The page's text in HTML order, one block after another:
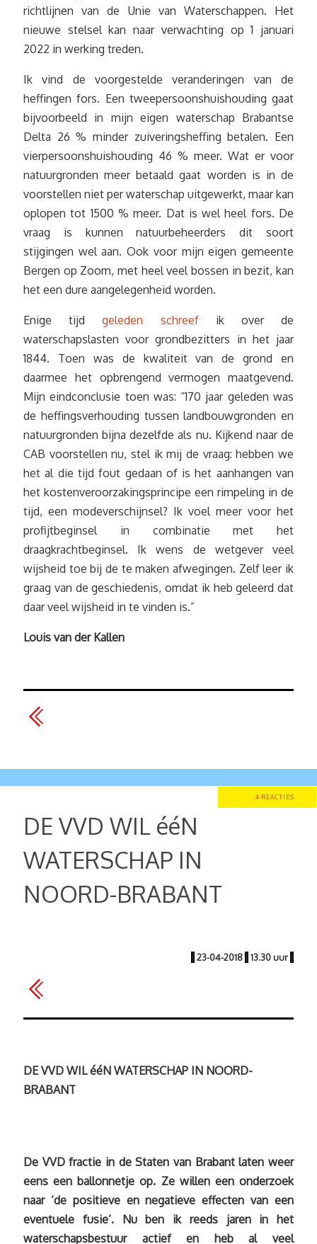
richtlijnen van de Unie van Waterschappen. Het
nieuwe stelsel kan naar verwachting op 1 januari
2022 in werking treden.
Ik vind de voorgestelde veranderingen van de
heffingen fors. Een tweepersoonshuishouding gaat
bijvoorbeeld in mijn eigen waterschap Brabantse
Delta 26 % minder zuiveringsheffing betalen. Een
vierpersoonshuishouding 46 % meer. Wat er voor
natuurgronden meer betaald gaat worden is in de
voorstellen niet per waterschap uitgewerkt, maar kan
oplopen tot 1500 % meer. Dat is wel heel fors. De
vraag is kunnen natuurbeheerders dit soort
stijgingen wel aan. Ook voor mijn eigen gemeente
Bergen op Zoom, met heel veel bossen in bezit, kan
het een dure aangelegenheid worden.
Enige tijdgeleden schreefik over de
waterschapslasten voor grondbezitters in het jaar
1844. Toen was de kwaliteit van de grond en
daarmee het opbrengend vermogen maatgevend.
Mijn eindconclusie toen was: “170 jaar geleden was
de heffingsverhouding tussen landbouwgronden en
natuurgronden bijna dezelfde als nu. Kijkend naar de
CAB voorstellen nu, stel ik mij de vraag: hebben we
het al die tijd fout gedaan of is het aanhangen van
het kostenveroorzakingsprincipe een rimpeling in de
tijd, een modeverschijnsel? Ik voel meer voor het
profijtbeginsel in combinatie met het
draagkrachtbeginsel. Ik wens de wetgever veel
wijsheid toe bij de te maken afwegingen. Zelf leer ik
graag van de geschiedenis, omdat ik heb geleerd dat
daar veel wijsheid in te vinden is.”
Louis van der Kallen
4 REACTIES
DE VVD WIL ééN
WATERSCHAP IN
NOORD-BRABANT
| 23-04-2018 | 13.30 uur |
DE VVD WIL ééN WATERSCHAP IN NOORD-
BRABANT
De VVD fractie in de Staten van Brabant laten weer
eens een ballonnetje op. Ze willen een onderzoek
naar ‘de positieve en negatieve effecten van een
eventuele fusie’. Nu ben ik reeds jaren in het
waterschapsbestuur actief en heb al veel